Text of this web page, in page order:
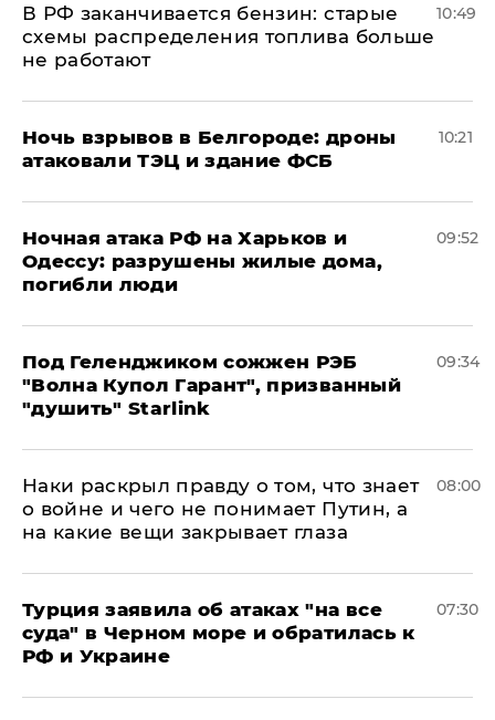
​В РФ заканчивается бензин: старые
схемы распределения топлива больше
не работают
10:49
​Ночь взрывов в Белгороде: дроны
атаковали ТЭЦ и здание ФСБ
10:21
​Ночная атака РФ на Харьков и
Одессу: разрушены жилые дома,
погибли люди
09:52
Под Геленджиком сожжен РЭБ
"Волна Купол Гарант", призванный
"душить" Starlink
09:34
Наки раскрыл правду о том, что знает
о войне и чего не понимает Путин, а
на какие вещи закрывает глаза
08:00
Турция заявила об атаках "на все
суда" в Черном море и обратилась к
РФ и Украине
07:30